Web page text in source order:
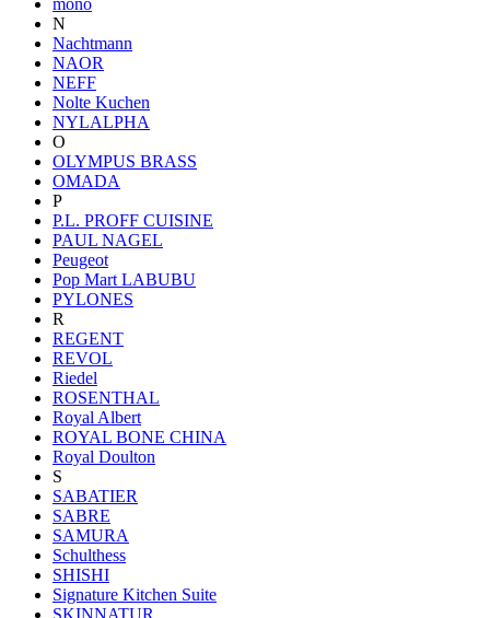
N
Nachtmann
NAOR
NEFF
Nolte Kuchen
NYLALPHA
O
OLYMPUS BRASS
OMADA
P
P.L. PROFF CUISINE
PAUL NAGEL
Peugeot
Pop Mart LABUBU
PYLONES
R
REGENT
REVOL
Riedel
ROSENTHAL
Royal Albert
ROYAL BONE CHINA
Royal Doulton
S
SABATIER
SABRE
SAMURA
Schulthess
SHISHI
Signature Kitchen Suite
SKINNATUR